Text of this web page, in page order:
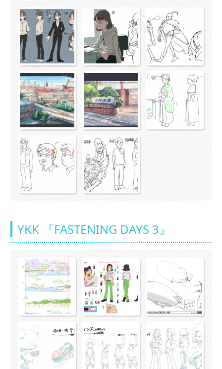
YKK 『FASTENING DAYS 3』